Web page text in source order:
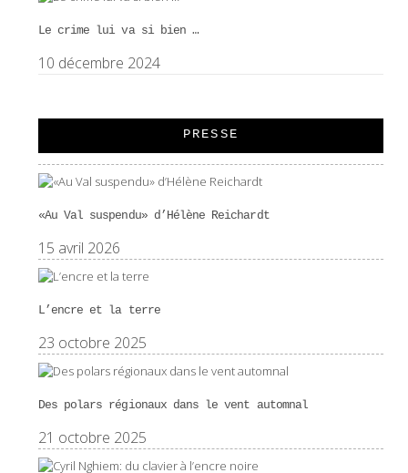
Le crime lui va si bien …
10 décembre 2024
PRESSE
«Au Val suspendu» d’Hélène Reichardt
15 avril 2026
L’encre et la terre
23 octobre 2025
Des polars régionaux dans le vent automnal
21 octobre 2025